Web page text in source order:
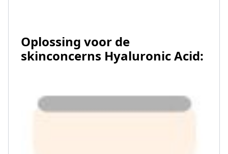
Oplossing voor de
skinconcerns Hyaluronic Acid: